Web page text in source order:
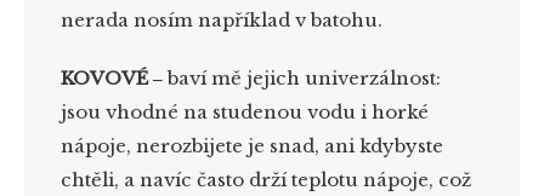
nerada nosím například v batohu.
KOVOVÉ‒baví mě jejich univerzálnost:
jsou vhodné na studenou vodu i horké
nápoje, nerozbijete je snad, ani kdybyste
chtěli, a navíc často drží teplotu nápoje, což